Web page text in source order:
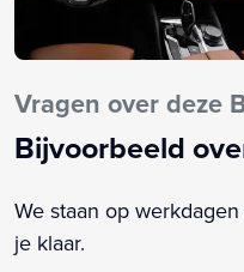
Armsteun voor
Bestuurdersairbag
Bluetooth
Boordcomputer
Vragen over deze
Bijvoorbeeld
We staan op
je klaar.